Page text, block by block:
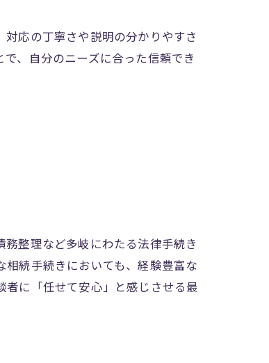
応の丁寧さや説明の分かりやすさ
、自分のニーズに合った信頼でき
整理など多岐にわたる法律手続き
続手続きにおいても、経験豊富な
者に「任せて安心」と感じさせる最